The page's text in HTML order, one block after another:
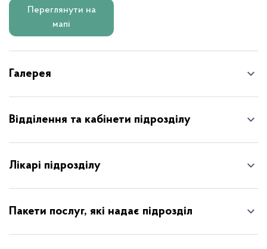
Переглянути на
мапі
Галерея
Відділення та кабінети підрозділу
Лікарі підрозділу
Пакети послуг, які надає підрозділ